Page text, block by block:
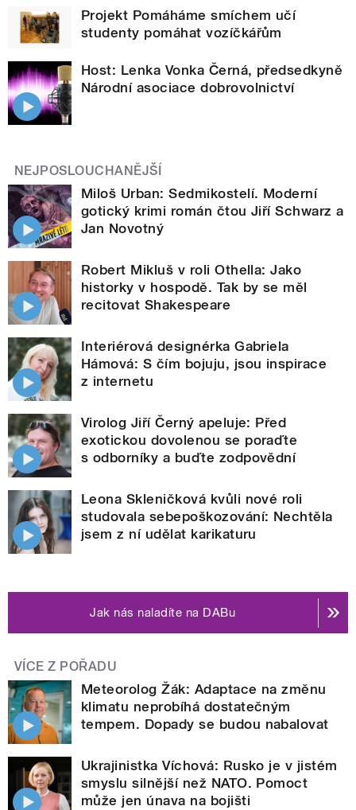
Projekt Pomáháme smíchem učí
studenty pomáhat vozíčkářům
Host: Lenka Vonka Černá, předsedkyně
Národní asociace dobrovolnictví
NEJPOSLOUCHANĚJŠÍ
Miloš Urban: Sedmikostelí. Moderní
gotický krimi román čtou Jiří Schwarz a
Jan Novotný
Robert Mikluš v roli Othella: Jako
historky v hospodě. Tak by se měl
recitovat Shakespeare
Interiérová designérka Gabriela
Hámová: S čím bojuju, jsou inspirace
z internetu
Virolog Jiří Černý apeluje: Před
exotickou dovolenou se poraďte
s odborníky a buďte zodpovědní
Leona Skleničková kvůli nové roli
studovala sebepoškozování: Nechtěla
jsem z ní udělat karikaturu
Jak nás naladíte na DABu
VÍCE Z POŘADU
Meteorolog Žák: Adaptace na změnu
klimatu neprobíhá dostatečným
tempem. Dopady se budou nabalovat
Ukrajinistka Víchová: Rusko je v jistém
smyslu silnější než NATO. Pomoct
může jen únava na bojišti